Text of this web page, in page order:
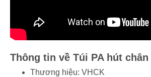
Thông tin về Túi PA hút chân
Thương hiệu: VHCK